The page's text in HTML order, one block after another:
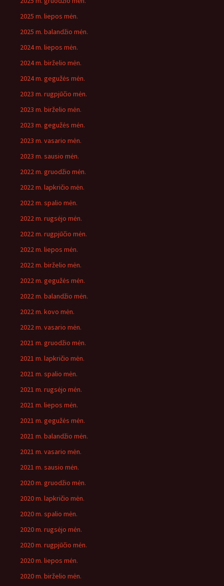
2025 m. liepos mėn.
2025 m. balandžio mėn.
2024 m. liepos mėn.
2024 m. birželio mėn.
2024 m. gegužės mėn.
2023 m. rugpjūčio mėn.
2023 m. birželio mėn.
2023 m. gegužės mėn.
2023 m. vasario mėn.
2023 m. sausio mėn.
2022 m. gruodžio mėn.
2022 m. lapkričio mėn.
2022 m. spalio mėn.
2022 m. rugsėjo mėn.
2022 m. rugpjūčio mėn.
2022 m. liepos mėn.
2022 m. birželio mėn.
2022 m. gegužės mėn.
2022 m. balandžio mėn.
2022 m. kovo mėn.
2022 m. vasario mėn.
2021 m. gruodžio mėn.
2021 m. lapkričio mėn.
2021 m. spalio mėn.
2021 m. rugsėjo mėn.
2021 m. liepos mėn.
2021 m. gegužės mėn.
2021 m. balandžio mėn.
2021 m. vasario mėn.
2021 m. sausio mėn.
2020 m. gruodžio mėn.
2020 m. lapkričio mėn.
2020 m. spalio mėn.
2020 m. rugsėjo mėn.
2020 m. rugpjūčio mėn.
2020 m. liepos mėn.
2020 m. birželio mėn.